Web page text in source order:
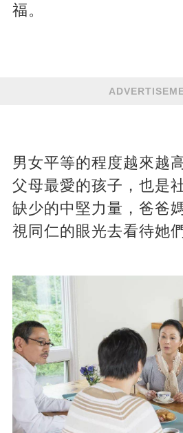
福。
男女平等的程度越來越
父母最愛的孩子，也是
缺少的中堅力量，爸爸
視同仁的眼光去看待她們